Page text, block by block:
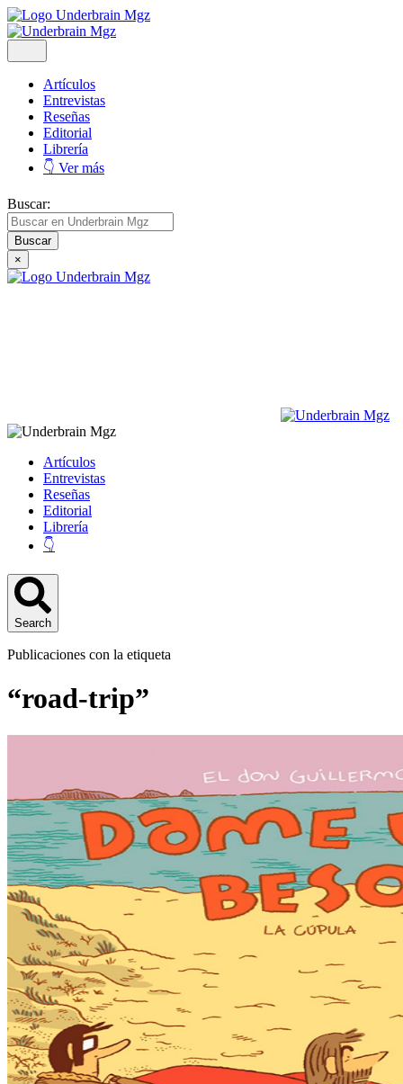
Artículos
Entrevistas
Reseñas
Editorial
Librería
👇 Ver más
Buscar:
×
Artículos
Entrevistas
Reseñas
Editorial
Librería
👇
Search
Publicaciones con la etiqueta
“road-trip”